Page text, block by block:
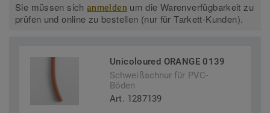
Sie müssen sichanmelden um die Warenverfügbarkeit zu
prüfen und online zu bestellen (nur für Tarkett-Kunden).
Unicoloured ORANGE 0139
Schweißschnur für PVC-
Böden
Art. 1287139